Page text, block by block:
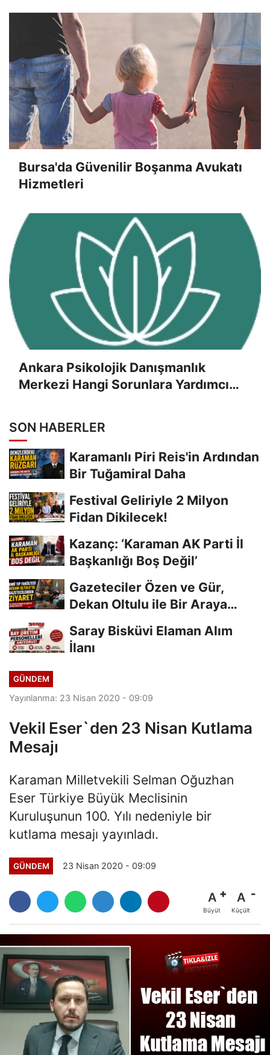
Bursa'da Güvenilir Boşanma Avukatı
Hizmetleri
Ankara Psikolojik Danışmanlık
Merkezi Hangi Sorunlara Yardımcı
SON HABERLER
Karamanlı Piri Reis'in Ardından
Bir Tuğamiral Daha
Festival Geliriyle 2 Milyon
Fidan Dikilecek!
Kazanç: ‘Karaman AK Parti İl
Başkanlığı Boş Değil’
Gazeteciler Özen ve Gür,
Dekan Oltulu ile Bir Araya
Saray Bisküvi Elaman Alım
İlanı
GÜNDEM
Yayınlanma: 23 Nisan 2020 - 09:09
Vekil Eser`den 23 Nisan Kutlama
Mesajı
Karaman Milletvekili Selman Oğuzhan
Eser Türkiye Büyük Meclisinin
Kuruluşunun 100. Yılı nedeniyle bir
kutlama mesajı yayınladı.
GÜNDEM 23 Nisan 2020 - 09:09
A
Büyüt
A
Küçült